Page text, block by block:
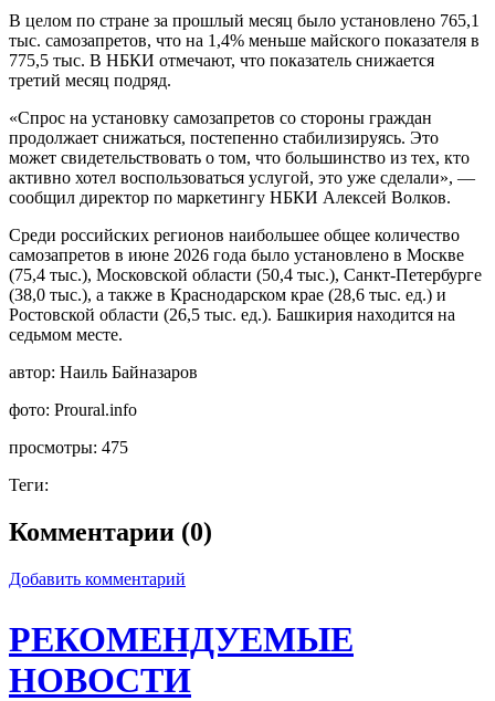
В целом по стране за прошлый месяц было установлено 765,1
тыс. самозапретов, что на 1,4% меньше майского показателя в
775,5 тыс. В НБКИ отмечают, что показатель снижается
третий месяц подряд.
«Спрос на установку самозапретов со стороны граждан
продолжает снижаться, постепенно стабилизируясь. Это
может свидетельствовать о том, что большинство из тех, кто
активно хотел воспользоваться услугой, это уже сделали», —
сообщил директор по маркетингу НБКИ Алексей Волков.
Среди российских регионов наибольшее общее количество
самозапретов в июне 2026 года было установлено в Москве
(75,4 тыс.), Московской области (50,4 тыс.), Санкт-Петербурге
(38,0 тыс.), а также в Краснодарском крае (28,6 тыс. ед.) и
Ростовской области (26,5 тыс. ед.). Башкирия находится на
седьмом месте.
автор: Наиль Байназаров
фото: Proural.info
просмотры: 475
Теги:
Комментарии (0)
Добавить комментарий
РЕКОМЕНДУЕМЫЕ
НОВОСТИ